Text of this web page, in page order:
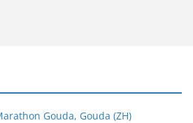
Gouda, Gouda (ZH)